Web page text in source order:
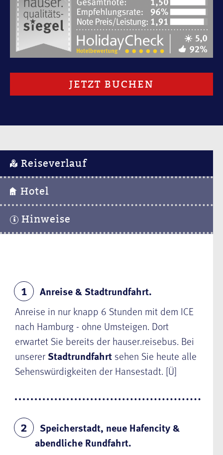
JETZT BUCHEN
Reiseverlauf
Hotel
Hinweise
1
Anreise & Stadtrundfahrt.
Anreise in nur knapp 6 Stunden mit dem ICE
nach Hamburg - ohne Umsteigen. Dort
erwartet Sie bereits der hauser.reisebus. Bei
unsererStadtrundfahrt sehen Sie heute alle
Sehenswürdigkeiten der Hansestadt. [Ü]
2
Speicherstadt, neue Hafencity &
abendliche Rundfahrt.